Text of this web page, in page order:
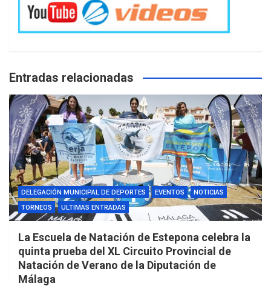
Entradas relacionadas
DELEGACIÓN MUNICIPAL DE DEPORTES EVENTOS
NOTICIAS
TORNEOS
ULTIMAS ENTRADAS
La Escuela de Natación de Estepona celebra la
quinta prueba del XL Circuito Provincial de
Natación de Verano de la Diputación de
Málaga